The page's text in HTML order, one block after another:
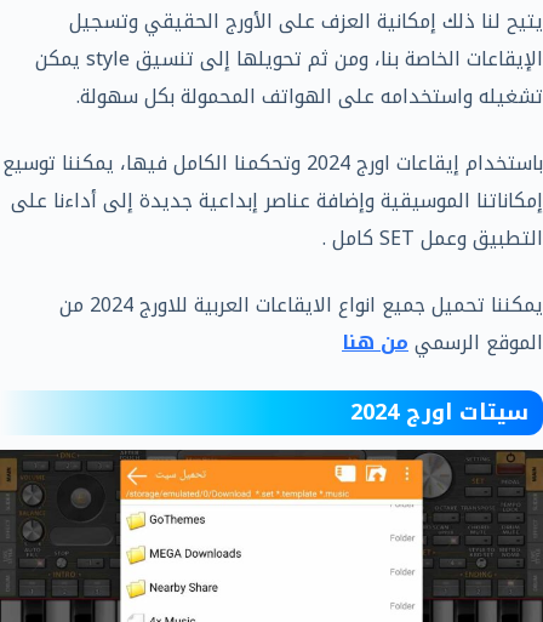
يتيح لنا ذلك إمكانية العزف على الأورج الحقيقي وتسجيل
الإيقاعات الخاصة بنا، ومن ثم تحويلها إلى تنسيق style يمكن
تشغيله واستخدامه على الهواتف المحمولة بكل سهولة.
باستخدام إيقاعات اورج 2024 وتحكمنا الكامل فيها، يمكننا توسيع
إمكاناتنا الموسيقية وإضافة عناصر إبداعية جديدة إلى أداءنا على
التطبيق وعمل SET كامل .
يمكننا تحميل جميع انواع الايقاعات العربية للاورج 2024 من
الموقع الرسميمن هنا
سيتات اورج 2024